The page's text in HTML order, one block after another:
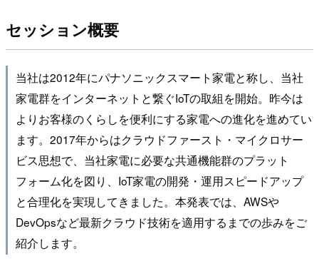
セッション概要
当社は2012年にパナソニックスマート家電と称し、当社
家電群をインターネットと繋ぐIoTの取組を開始。昨今は
よりお客様のくらしを便利にする家電への進化を進めてい
ます。2017年からはクラウドファースト・マイクロサー
ビス思想で、当社家電に必要な共通機能群のプラット
フォーム化を図り、IoT家電の開発・運用スピードアップ
と合理化を実現してきました。本発表では、AWSや
DevOpsなど最新クラウド技術を適用するまでの歩みをご
紹介します。